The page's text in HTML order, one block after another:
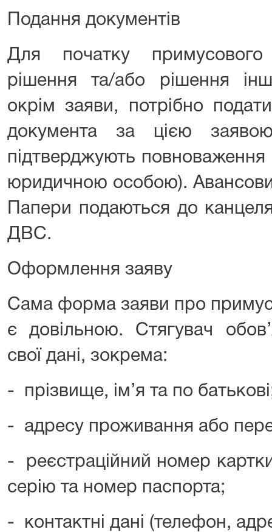
Подання документів
Для початку примусового
рішення та/або рішення
окрім заяви, потрібно
документа за цією
підтверджують
юридичною особою).
Папери подаються до
ДВС.
Оформлення заяву
Сама форма заяви про
є довільною. Стягувач
свої дані, зокрема:
- прізвище, ім’я та по
- адресу проживання або
- реєстраційний номер
серію та номер паспорта;
- контактні дані (телефон,